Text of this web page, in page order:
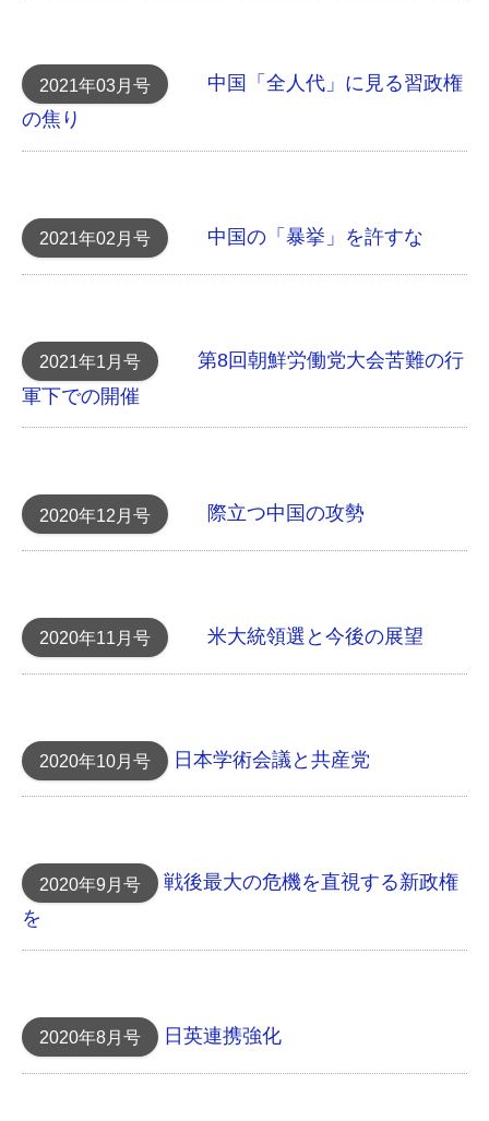
2021年03月号
中国「全人代」に見る習政権
の焦り
2021年02月号 中国の「暴挙」を許すな
2021年1月号
第8回朝鮮労働党大会 苦難の行
軍下での開催
2020年12月号 際立つ中国の攻勢
2020年11月号 米大統領選と今後の展望
2020年10月号 日本学術会議と共産党
2020年9月号
戦後最大の危機を直視する新政権
を
2020年8月号 日英連携強化